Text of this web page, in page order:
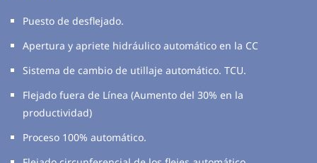
Puesto de desflejado.
Apertura y apriete hidráulico automático en la CC
Sistema de cambio de utillaje automático. TCU.
Flejado fuera de Línea (Aumento del 30% en la
productividad)
Proceso 100% automático.